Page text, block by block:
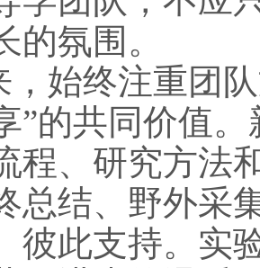
的氛围。
，始终注重团
”的共同价值
程、研究方法
总结、野外采
彼此支持。实